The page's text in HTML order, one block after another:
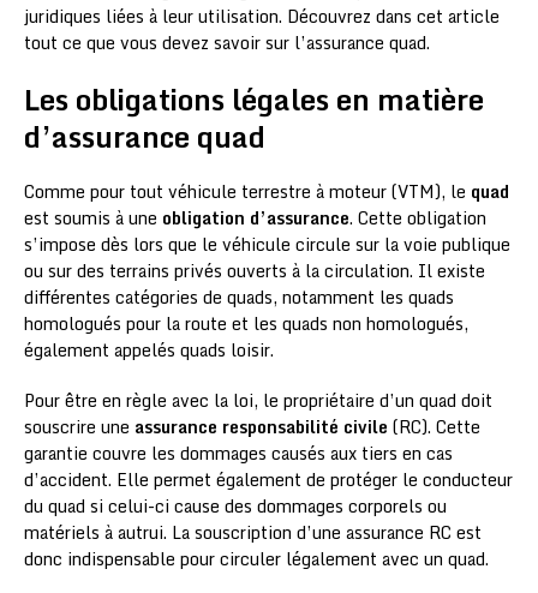
juridiques liées à leur utilisation. Découvrez dans cet article
tout ce que vous devez savoir sur l’assurance quad.
Les obligations légales en matière
d’assurance quad
Comme pour tout véhicule terrestre à moteur (VTM), le quad
est soumis à une obligation d’assurance. Cette obligation
s’impose dès lors que le véhicule circule sur la voie publique
ou sur des terrains privés ouverts à la circulation. Il existe
différentes catégories de quads, notamment les quads
homologués pour la route et les quads non homologués,
également appelés quads loisir.
Pour être en règle avec la loi, le propriétaire d’un quad doit
souscrire une assurance responsabilité civile (RC). Cette
garantie couvre les dommages causés aux tiers en cas
d’accident. Elle permet également de protéger le conducteur
du quad si celui-ci cause des dommages corporels ou
matériels à autrui. La souscription d’une assurance RC est
donc indispensable pour circuler légalement avec un quad.